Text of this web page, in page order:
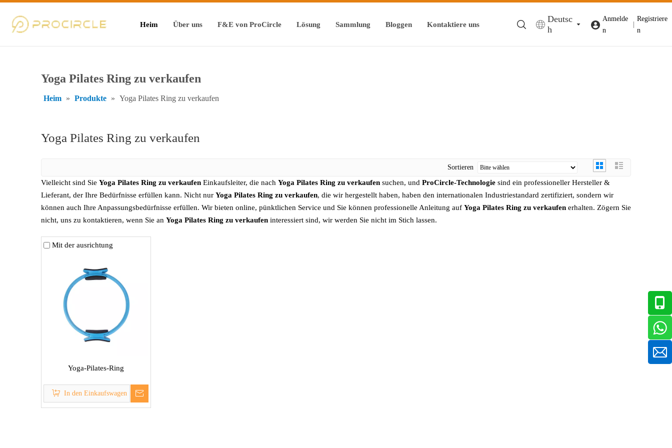
Heim Über uns F&E von ProCircle Lösung Sammlung Bloggen Kontaktiere uns
Deutsc
h
Anmelde
n
Registriere
n
Yoga Pilates Ring zu verkaufen
Heim » Produkte » Yoga Pilates Ring zu verkaufen
Yoga Pilates Ring zu verkaufen
Sortieren
Vielleicht sind Sie Yoga Pilates Ring zu verkaufen Einkaufsleiter, die nach Yoga Pilates Ring zu verkaufen suchen, und ProCircle-Technologie sind ein professioneller Hersteller &
Lieferant, der Ihre Bedürfnisse erfüllen kann. Nicht nur Yoga Pilates Ring zu verkaufen, die wir hergestellt haben, haben den internationalen Industriestandard zertifiziert, sondern wir
können auch Ihre Anpassungsbedürfnisse erfüllen. Wir bieten online, pünktlichen Service und Sie können professionelle Anleitung auf Yoga Pilates Ring zu verkaufen erhalten. Zögern Sie
nicht, uns zu kontaktieren, wenn Sie an Yoga Pilates Ring zu verkaufen interessiert sind, wir werden Sie nicht im Stich lassen.
Mit der ausrichtung
Yoga-Pilates-Ring
In den Einkaufswagen